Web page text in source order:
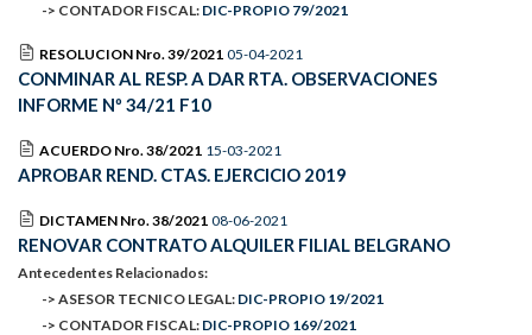
-> CONTADOR FISCAL: DIC-PROPIO 79/2021
RESOLUCION Nro. 39/2021 05-04-2021
CONMINAR AL RESP. A DAR RTA. OBSERVACIONES
INFORME Nº 34/21 F10
ACUERDO Nro. 38/2021 15-03-2021
APROBAR REND. CTAS. EJERCICIO 2019
DICTAMEN Nro. 38/2021 08-06-2021
RENOVAR CONTRATO ALQUILER FILIAL BELGRANO
Antecedentes Relacionados:
-> ASESOR TECNICO LEGAL: DIC-PROPIO 19/2021
-> CONTADOR FISCAL: DIC-PROPIO 169/2021